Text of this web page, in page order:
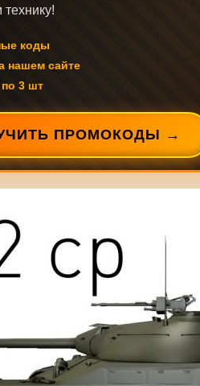
коды
нашем сайте
3 шт
ПРОМОКОДЫ →